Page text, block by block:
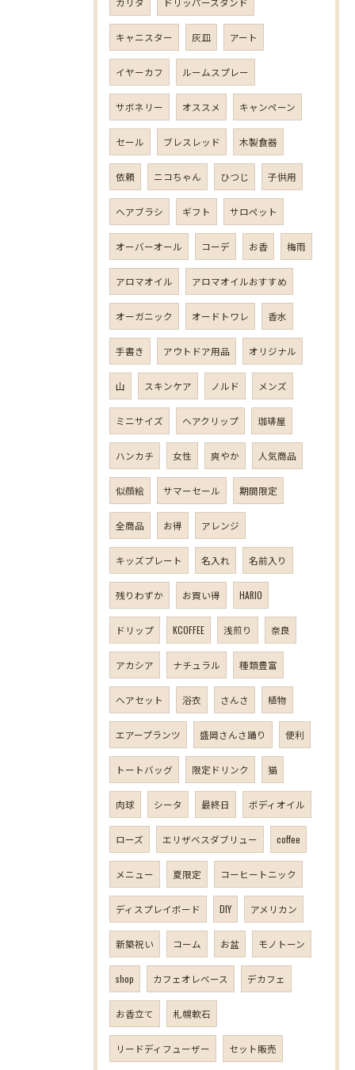
キャニスター 灰皿 アート
イヤーカフ ルームスプレー
サボネリー オススメ キャンペーン
セール ブレスレッド 木製食器
依頼 ニコちゃん ひつじ 子供用
ヘアブラシ ギフト サロペット
オーバーオール コーデ お香 梅雨
アロマオイル アロマオイルおすすめ
オーガニック オードトワレ 香水
手書き アウトドア用品 オリジナル
山 スキンケア ノルド メンズ
ミニサイズ ヘアクリップ 珈琲屋
ハンカチ 女性 爽やか 人気商品
似顔絵 サマーセール 期間限定
全商品 お得 アレンジ
キッズプレート 名入れ 名前入り
残りわずか お買い得 HARIO
ドリップ KCOFFEE 浅煎り 奈良
アカシア ナチュラル 種類豊富
ヘアセット 浴衣 さんさ 植物
エアープランツ 盛岡さんさ踊り 便利
トートバッグ 限定ドリンク 猫
肉球 シータ 最終日 ボディオイル
ローズ エリザベスダブリュー coffee
メニュー 夏限定 コーヒートニック
ディスプレイボード DIY アメリカン
新築祝い コーム お盆 モノトーン
shop カフェオレベース デカフェ
お香立て 札幌軟石
リードディフューザー セット販売